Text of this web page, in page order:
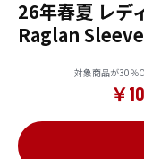
26年春夏 レ
Raglan
対象商品が30％
￥